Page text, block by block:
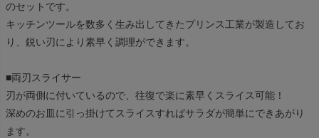
のセットです。
キッチンツールを数多く生み出してきたプリンス工業が製造してお
り、鋭い刃により素早く調理ができます。
■両刃スライサー
刃が両側に付いているので、往復で楽に素早くスライス可能！
深めのお皿に引っ掛けてスライスすればサラダが簡単にできあがり
ます。